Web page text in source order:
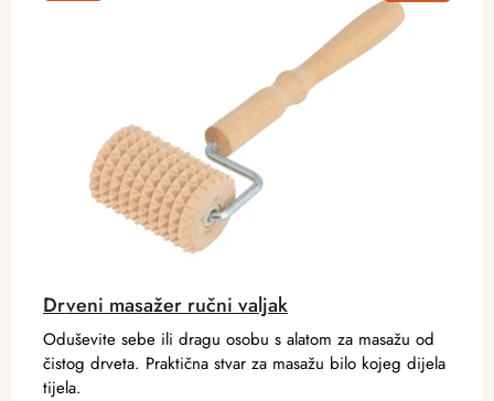
Drveni masažer ručni valjak
Oduševite sebe ili dragu osobu s alatom za masažu od
čistog drveta. Praktična stvar za masažu bilo kojeg dijela
tijela.